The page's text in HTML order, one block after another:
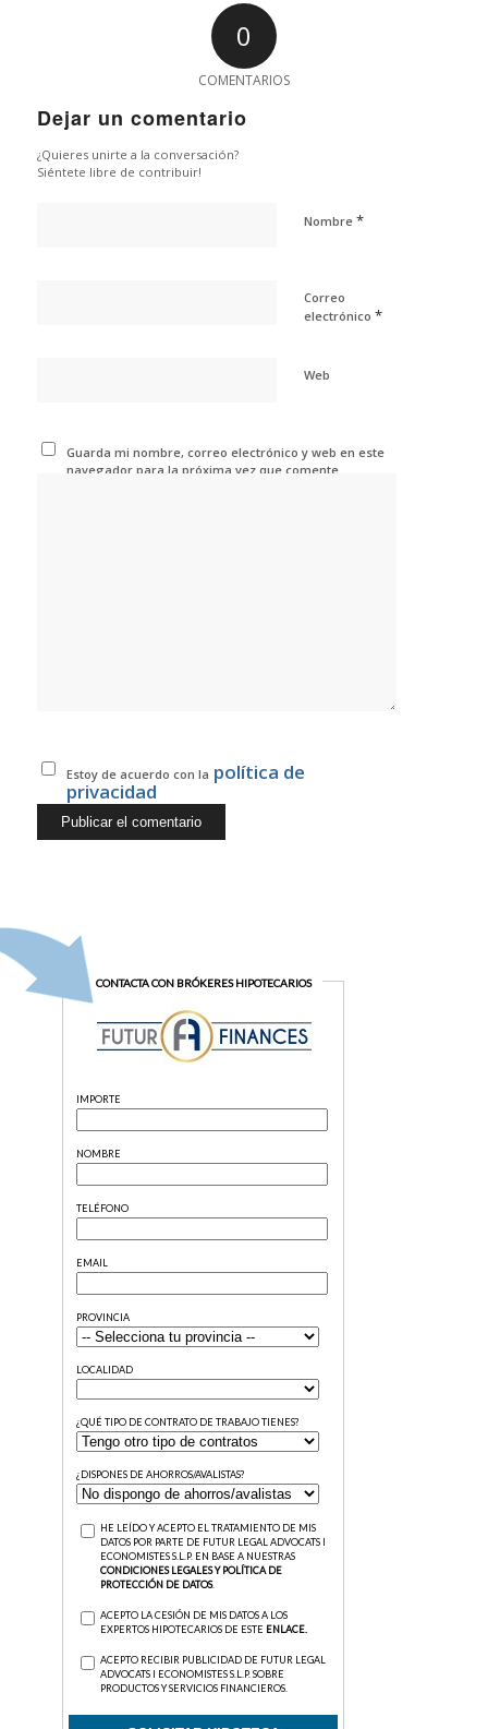
0
COMENTARIOS
Dejar un comentario
¿Quieres unirte a la conversación?
Siéntete libre de contribuir!
Nombre *
Correo
electrónico *
Web
Guarda mi nombre, correo electrónico y web en este
navegador para la próxima vez que comente.
Estoy de acuerdo con la política de
privacidad